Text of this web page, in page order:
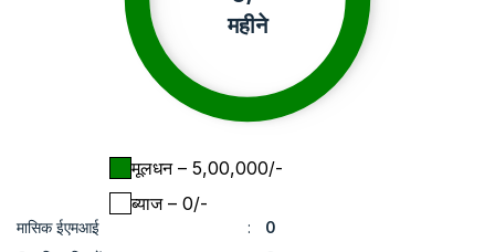
महीने
मूलधन– ₹ 5,00,000/-
ब्याज– ₹ 0/-
मासिक ईएमआई :
0